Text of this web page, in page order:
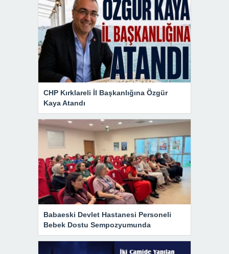
CHP Kırklareli İl Başkanlığına Özgür
Kaya Atandı
Babaeski Devlet Hastanesi Personeli
Bebek Dostu Sempozyumunda